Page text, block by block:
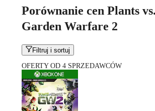
Porównanie cen Plants
Garden Warfare 2
Filtruj i sortuj
OFERTY OD 4 SPRZEDAWCÓW